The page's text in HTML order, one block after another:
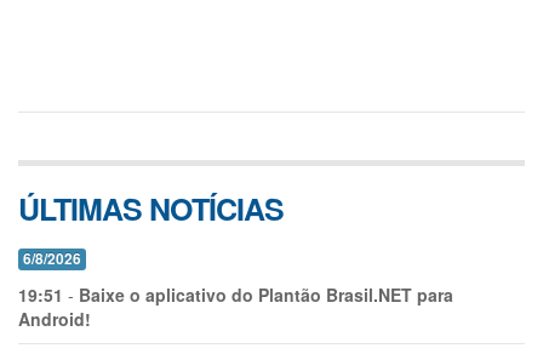
ÚLTIMAS NOTÍCIAS
6/8/2026
19:51 - Baixe o aplicativo do Plantão Brasil.NET para
Android!